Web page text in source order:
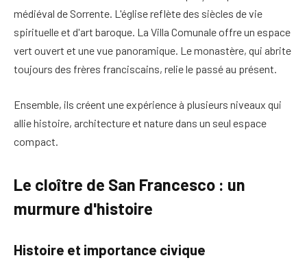
médiéval de Sorrente. L'église reflète des siècles de vie
spirituelle et d'art baroque. La Villa Comunale offre un espace
vert ouvert et une vue panoramique. Le monastère, qui abrite
toujours des frères franciscains, relie le passé au présent.
Ensemble, ils créent une expérience à plusieurs niveaux qui
allie histoire, architecture et nature dans un seul espace
compact.
Le cloître de San Francesco : un
murmure d'histoire
Histoire et importance civique